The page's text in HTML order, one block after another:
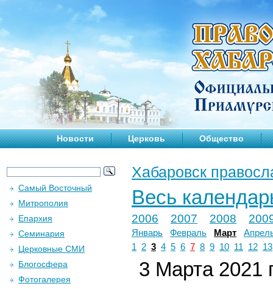
Новости Церковь Общество
Хабаровск
Весь
2006 2007 2008
Январь Февраль Март
1
2 3 4 5 6 7 8 9 10 11 12 13
3 Марта 2021
Самый Восточный
Митрополия
Епархия
Семинария
Церковные СМИ
Блогосфера
Фотогалерея